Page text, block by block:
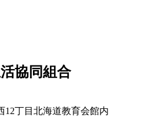
協同組合
12丁目北海道教育会館内